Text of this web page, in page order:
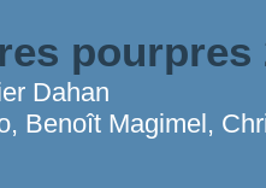
Dahan
Benoît Magimel,